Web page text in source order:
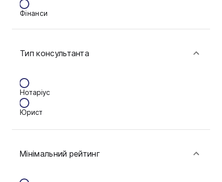
Ковель
Краматорськ
Кривий Ріг
Кропивницький
Миколаїв
Мукачево
Фінанси
Тип консультанта
Нотаріус
Юрист
Мінімальний рейтинг